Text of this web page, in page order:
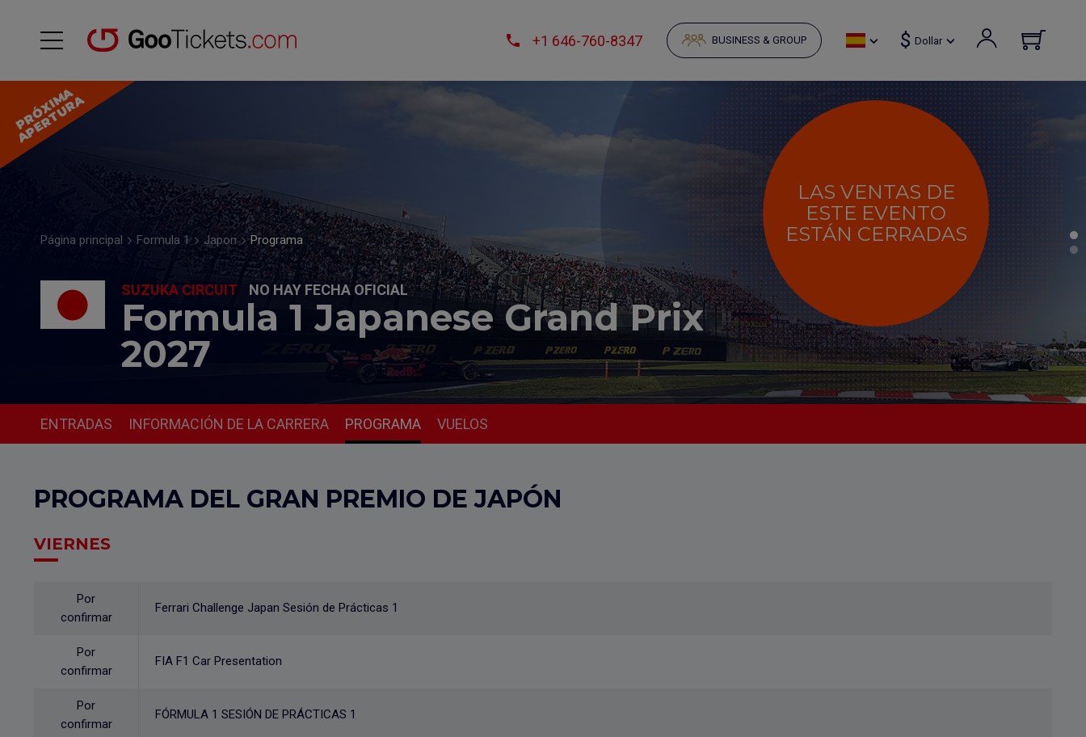
+1 646-760-8347 BUSINESS & GROUP $ Dollar
P
R
Ó
X
I
M
A
A
P
E
R
T
U
R
A
Página principal Formula 1 Japon Programa
SUZUKA CIRCUIT NO HAY FECHA OFICIAL
Formula 1 Japanese Grand Prix
2027
LAS VENTAS DE
ESTE EVENTO
ESTÁN CERRADAS
ENTRADAS INFORMACIÓN DE LA CARRERA PROGRAMA VUELOS
PROGRAMA DEL GRAN PREMIO DE JAPÓN
VIERNES
Por
confirmar
Ferrari Challenge Japan Sesión de Prácticas 1
Por
confirmar
FIA F1 Car Presentation
Por
confirmar
FÓRMULA 1 SESIÓN DE PRÁCTICAS 1